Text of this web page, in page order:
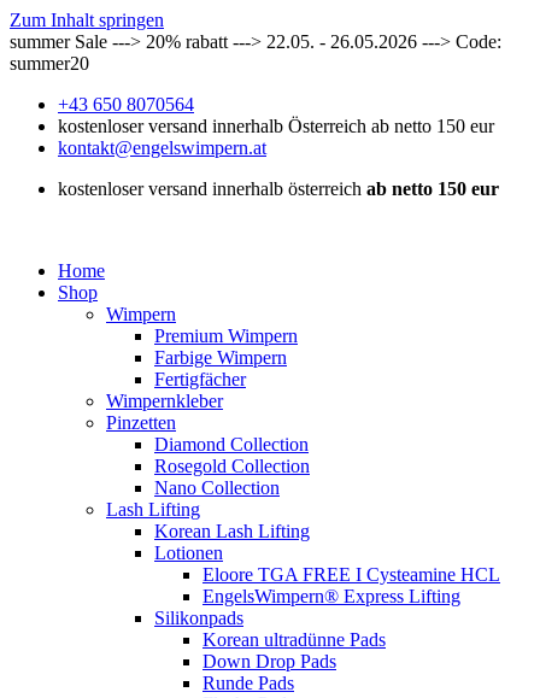
Zum Inhalt springen
summer Sale ---> 20% rabatt ---> 22.05. - 26.05.2026 ---> Code:
summer20
+43 650 8070564
kostenloser versand innerhalb Österreich ab netto 150 eur
kontakt@engelswimpern.at
kostenloser versand innerhalb österreich ab netto 150 eur
Home
Shop
Wimpern
Premium Wimpern
Farbige Wimpern
Fertigfächer
Wimpernkleber
Pinzetten
Diamond Collection
Rosegold Collection
Nano Collection
Lash Lifting
Korean Lash Lifting
Lotionen
Eloore TGA FREE I Cysteamine HCL
EngelsWimpern® Express Lifting
Silikonpads
Korean ultradünne Pads
Down Drop Pads
Runde Pads